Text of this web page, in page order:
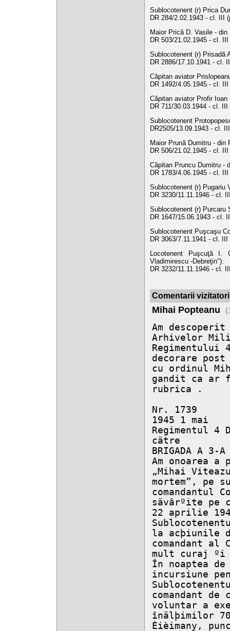
Sublocotenent (r) Prica
DR 284/2.02.1943 - cl. III
Maior Prică D. Vasile -
DR 503/21.02.1945 - cl.
Sublocotenent (r) Prisadă
DR 2886/17.10.1941 - cl.
Căpitan aviator
DR 1492/4.05.1945 - cl.
Căpitan aviator Profir
DR 711/30.03.1944 - cl. III
Sublocotenent
DR2505/13.09.1943 - cl. III
Maior Prună Dumitru - din
DR 506/21.02.1945 - cl.
Căpitan Pruncu Dumitru -
DR 1783/4.06.1945 - cl.
Sublocotenent (r) Pugariu
DR 3230/11.11.1946 - cl.
Sublocotenent (r) Purcaru
DR 1647/15.06.1943 - cl.
Sublocotenent Puşcaşu
DR 3063/7.11.1941 - cl. III
Locotenent Puşcuţă I.
Vladimirescu -Debreţin"):
DR 3232/11.11.1946 - cl.
Comentarii vizitatori
Mihai Popteanu
Am
Arhivelor
Regimentului
decorare post
cu ordinul
gandit ca ar
rubrica .
Nr. 1739
1945 1 mai
Regimentul 4
cãtre
BRIGADA A 3-A
Am onoarea
„Mihai
mortem”, pe
comandantul
sãvârºite pe
22 aprilie
la acþiunile
comandant al
mult curaj
În noaptea
incursiune
comandant
voluntar a
înãlþimilor
Èièimany,